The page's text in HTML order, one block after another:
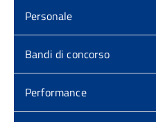
Personale
Bandi di concorso
Performance